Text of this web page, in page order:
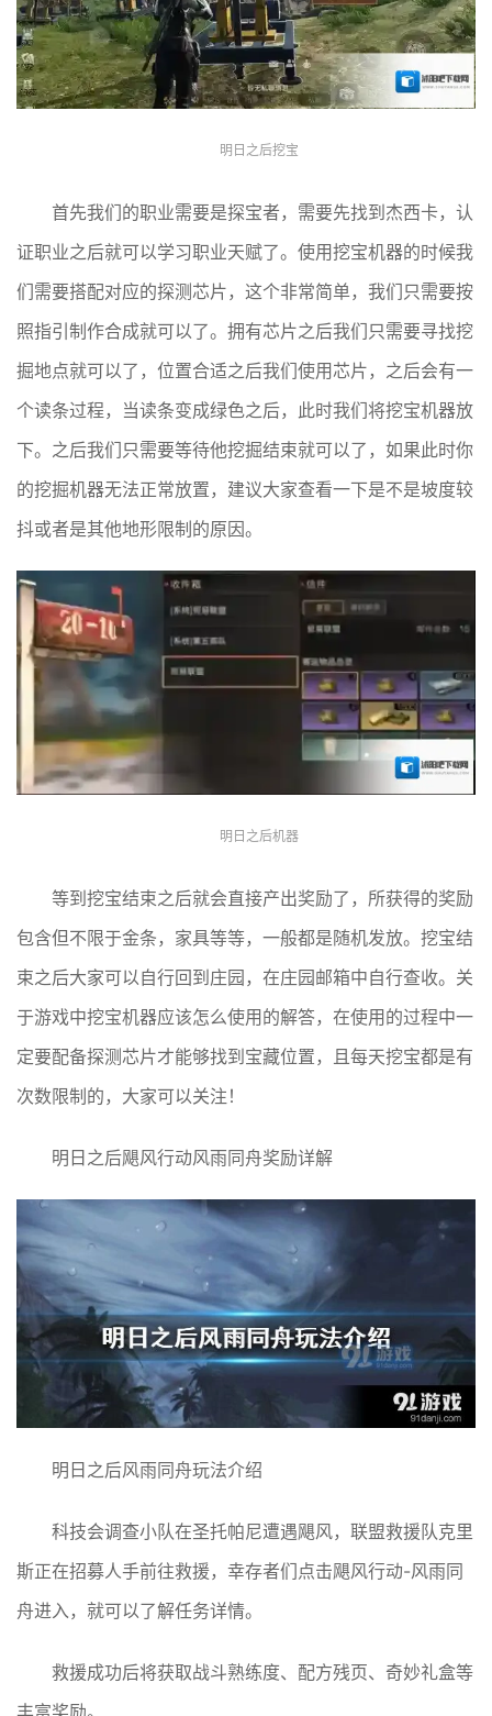
明日之后挖宝
首先我们的职业需要是探宝者，需要先找到杰西卡，认
证职业之后就可以学习职业天赋了。使用挖宝机器的时候我
们需要搭配对应的探测芯片，这个非常简单，我们只需要按
照指引制作合成就可以了。拥有芯片之后我们只需要寻找挖
掘地点就可以了，位置合适之后我们使用芯片，之后会有一
个读条过程，当读条变成绿色之后，此时我们将挖宝机器放
下。之后我们只需要等待他挖掘结束就可以了，如果此时你
的挖掘机器无法正常放置，建议大家查看一下是不是坡度较
抖或者是其他地形限制的原因。
明日之后机器
等到挖宝结束之后就会直接产出奖励了，所获得的奖励
包含但不限于金条，家具等等，一般都是随机发放。挖宝结
束之后大家可以自行回到庄园，在庄园邮箱中自行查收。关
于游戏中挖宝机器应该怎么使用的解答，在使用的过程中一
定要配备探测芯片才能够找到宝藏位置，且每天挖宝都是有
次数限制的，大家可以关注！
明日之后飓风行动风雨同舟奖励详解
明日之后风雨同舟玩法介绍
科技会调查小队在圣托帕尼遭遇飓风，联盟救援队克里
斯正在招募人手前往救援，幸存者们点击飓风行动-风雨同
舟进入，就可以了解任务详情。
救援成功后将获取战斗熟练度、配方残页、奇妙礼盒等
丰富奖励。